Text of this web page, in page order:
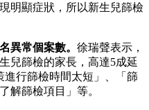
明顯症狀，所以新生兒篩檢
異常個案數。 徐瑞聲表示，
兒篩檢的家長，高達5成延
行篩檢時間太短」、「篩
解篩檢項目」等。